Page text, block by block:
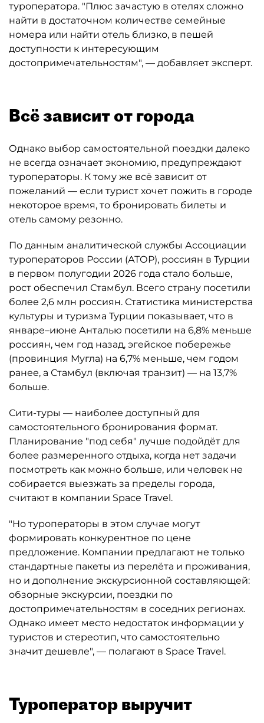
туроператора. "Плюс зачастую в отелях сложно
найти в достаточном количестве семейные
номера или найти отель близко, в пешей
доступности к интересующим
достопримечательностям", — добавляет эксперт.
Всё зависит от города
Однако выбор самостоятельной поездки далеко
не всегда означает экономию, предупреждают
туроператоры. К тому же всё зависит от
пожеланий — если турист хочет пожить в городе
некоторое время, то бронировать билеты и
отель самому резонно.
По данным аналитической службы Ассоциации
туроператоров России (АТОР), россиян в Турции
в первом полугодии 2026 года стало больше,
рост обеспечил Стамбул. Всего страну посетили
более 2,6 млн россиян. Статистика министерства
культуры и туризма Турции показывает, что в
январе–июне Анталью посетили на 6,8% меньше
россиян, чем год назад, эгейское побережье
(провинция Мугла) на 6,7% меньше, чем годом
ранее, а Стамбул (включая транзит) — на 13,7%
больше.
Сити-туры — наиболее доступный для
самостоятельного бронирования формат.
Планирование "под себя" лучше подойдёт для
более размеренного отдыха, когда нет задачи
посмотреть как можно больше, или человек не
собирается выезжать за пределы города,
считают в компании Space Travel.
"Но туроператоры в этом случае могут
формировать конкурентное по цене
предложение. Компании предлагают не только
стандартные пакеты из перелёта и проживания,
но и дополнение экскурсионной составляющей:
обзорные экскурсии, поездки по
достопримечательностям в соседних регионах.
Однако имеет место недостаток информации у
туристов и стереотип, что самостоятельно
значит дешевле", — полагают в Space Travel.
Туроператор выручит